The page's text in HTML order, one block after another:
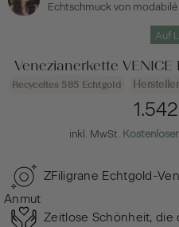
Echtschmuck von
Auf
Venezianerkette VENICE
Recyceltes 585 Echtgold
inkl. MwSt. Kostenloser
ZFiligrane Echtgold-
Anmut
Zeitlose Schönheit, die